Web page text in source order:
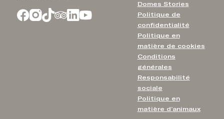
Domes Stories
Politique de
confidentialité
Politique en
matière de cookies
Conditions
générales
Responsabilité
sociale
Politique en
matière d’animaux